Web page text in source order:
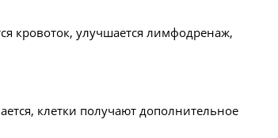
кровоток, улучшается лимфодренаж,
клетки получают дополнительное